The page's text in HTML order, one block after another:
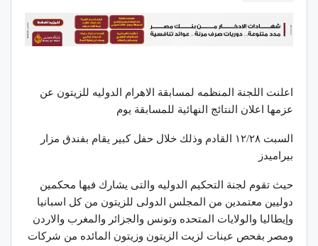
اعلنت اللجنة المنظمه لمسابقة الاهرام الدوليه للزيتون عن
عزمها اعلان النتائج النهائية للمسابقة يوم
السبت ١٢/٢٨ القادم وذلك خلال حفل كبير يقام بفندق مزار
بيراميدز
حيث تقوم لجنة التحكيم الدوليه والتى يشارك فيها محكمين
دوليين معتمدين من المجلس الدولى للزيتون من كل اسبانيا
وإيطاليا والولايات المتحده وتونس والجزائر والمغرب والاردن
ومصر بفحص عينات لزيت الزيتون وزيتون المائده من شركات